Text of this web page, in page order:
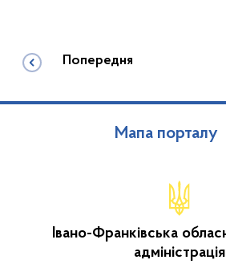
Попередня
Мапа порталу
Івано-Франківська
адміністрація